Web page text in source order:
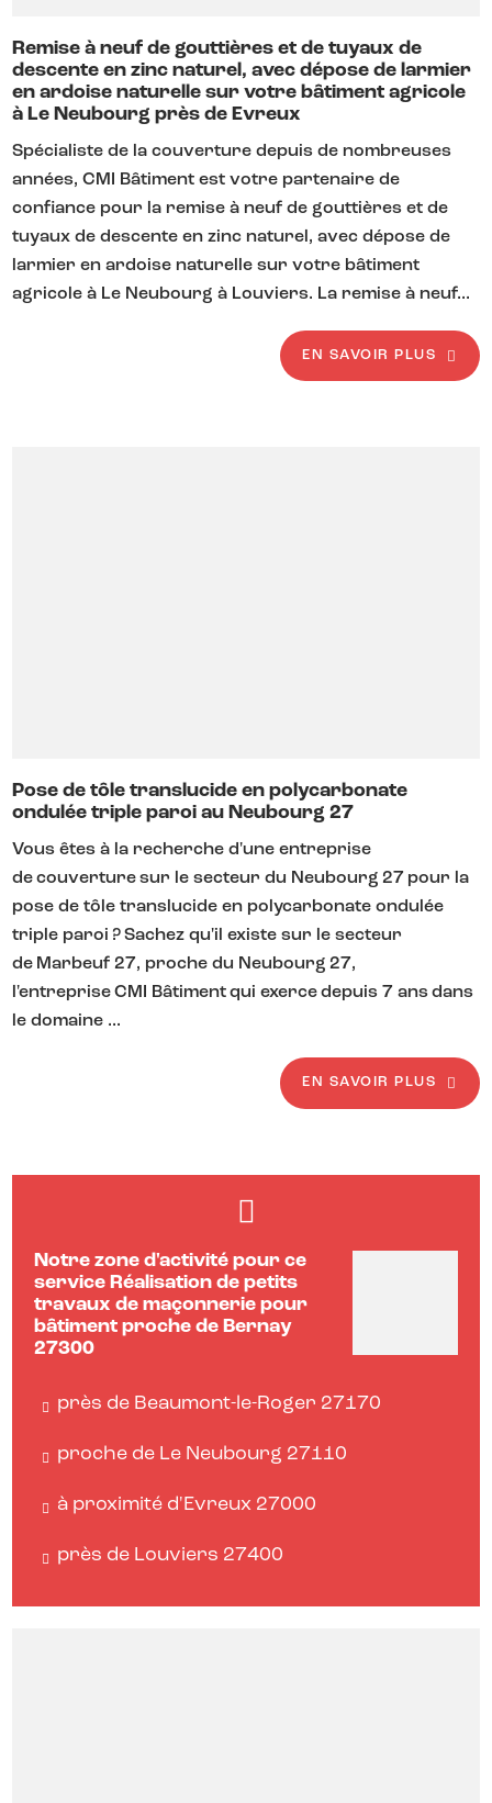
Remise à neuf de gouttières et de tuyaux de
descente en zinc naturel, avec dépose de larmier
en ardoise naturelle sur votre bâtiment agricole
à Le Neubourg près de Evreux
Spécialiste de la couverture depuis de nombreuses
années, CMI Bâtiment est votre partenaire de
confiance pour la remise à neuf de gouttières et de
tuyaux de descente en zinc naturel, avec dépose de
larmier en ardoise naturelle sur votre bâtiment
agricole à Le Neubourg à Louviers. La remise à neuf...
EN SAVOIR PLUS
Pose de tôle translucide en polycarbonate
ondulée triple paroi au Neubourg 27
Vous êtes à la recherche d'une entreprise
de couverture sur le secteur du Neubourg 27 pour la
pose de tôle translucide en polycarbonate ondulée
triple paroi ? Sachez qu'il existe sur le secteur
de Marbeuf 27, proche du Neubourg 27,
l'entreprise CMI Bâtiment qui exerce depuis 7 ans dans
le domaine ...
EN SAVOIR PLUS
Notre zone d'activité pour ce
service Réalisation de petits
travaux de maçonnerie pour
bâtiment proche de Bernay
27300
près de Beaumont-le-Roger 27170
proche de Le Neubourg 27110
à proximité d'Evreux 27000
près de Louviers 27400